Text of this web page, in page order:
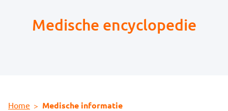
Home Medische informatie
Medische encyclopedie